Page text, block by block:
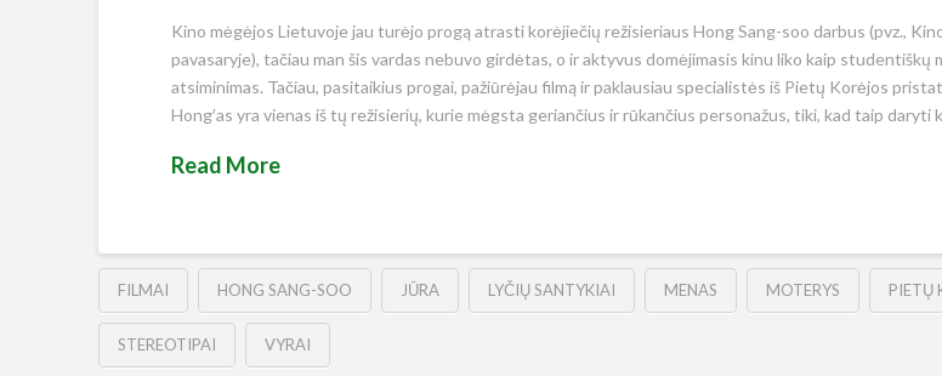
Kino mėgėjos Lietuvoje jau turėjo progą atrasti korėjiečių režisieriaus Hong Sang-soo darbus (pvz.,
pavasaryje), tačiau man šis vardas nebuvo girdėtas, o ir aktyvus domėjimasis kinu liko kaip studentiškų
atsiminimas. Tačiau, pasitaikius progai, pažiūrėjau filmą ir paklausiau specialistės iš Pietų Korėjos
Hong′as yra vienas iš tų režisierių, kurie mėgsta geriančius ir rūkančius personažus, tiki, kad taip daryti
Read More
FILMAI HONG SANG-SOO JŪRA LYČIŲ SANTYKIAI MENAS MOTERYS PIETŲ
STEREOTIPAI VYRAI